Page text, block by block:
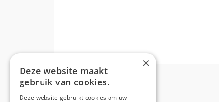
×
Deze website maakt
gebruik van cookies.
Deze website gebruikt cookies om uw